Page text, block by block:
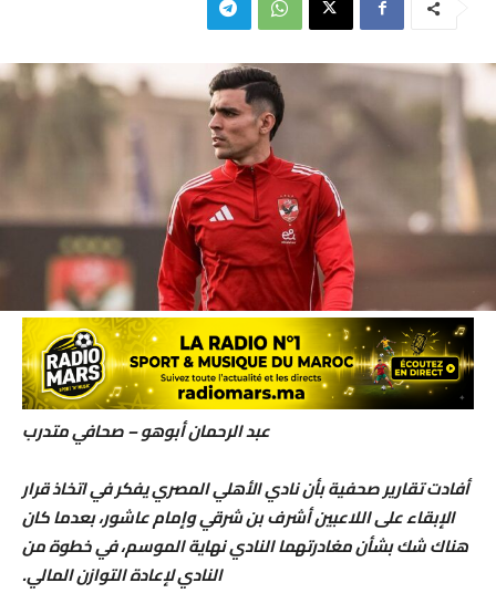
عبد الرحمان أبوهو – صحافي متدرب
أفادت تقارير صحفية بأن نادي الأهلي المصري يفكر في اتخاذ قرار
الإبقاء على اللاعبين أشرف بن شرقي وإمام عاشور، بعدما كان
هناك شك بشأن مغادرتهما النادي نهاية الموسم، في خطوة من
النادي لإعادة التوازن المالي.